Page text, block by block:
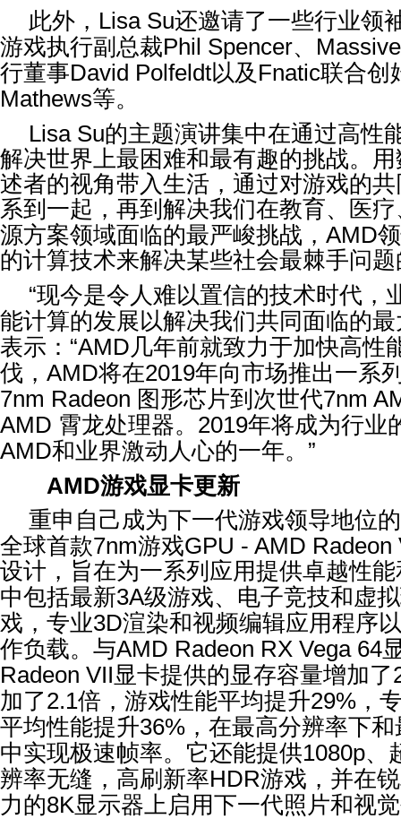
此外， Lisa Su还邀请了一些行业领
游戏执行副总裁Phil Spencer、
行董事David Polfeldt以及 Fnatic联合创
Mathews等。
Lisa Su的主题演讲集中在通过高性
解决世界上最困难和最有趣的挑战。
述者的视角带入生活，通过对游戏的
系到一起，再到解决我们在教育、医
源方案领域面临的最严峻挑战， AMD
的计算技术来解决某些社会最棘手问
“现今是令人难以置信的技术时代，
能计算的发展以解决我们共同面临的
表示： “AMD几年前就致力于加快高性
伐， AMD将在2019年向市场推出一系
7nm Radeon 图形芯片到次世代7nm
AMD 霄龙处理器。 2019年将成为行业
AMD和业界激动人心的一年。 ”
AMD游戏显卡更新
重申自己成为下一代游戏领导地位
全球首款7nm游戏GPU - AMD
设计，旨在为一系列应用提供卓越性
中包括最新3A级游戏、电子竞技和虚
戏，专业3D渲染和视频编辑应用程序
作负载。与AMD Radeon RX Vega 64
Radeon VII显卡提供的显存容量增加了
加了2.1倍，游戏性能平均提升29% ，
平均性能提升36% ，在最高分辨率下
中实现极速帧率。它还能提供1080p、
辨率无缝，高刷新率HDR游戏，并在
力的8K显示器上启用下一代照片和视